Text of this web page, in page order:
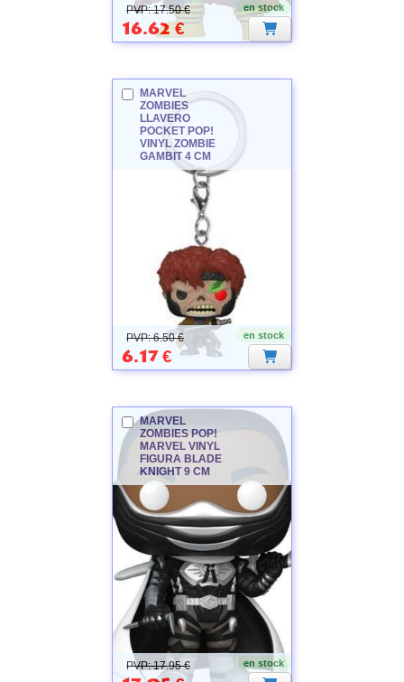
en stock
PVP: 17.50 €
16.62 €
MARVEL
ZOMBIES
LLAVERO
POCKET POP!
VINYL ZOMBIE
GAMBIT 4 CM
MARVEL ZOMBIES
en stock
PVP: 6.50 €
6.17 €
MARVEL
ZOMBIES POP!
MARVEL VINYL
FIGURA BLADE
KNIGHT 9 CM
MARVEL ZOMBIES
en stock
PVP: 17.95 €